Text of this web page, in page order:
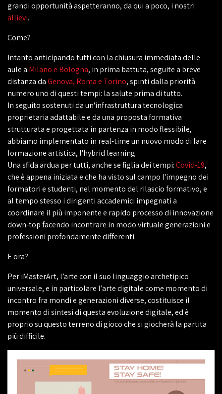
grandi opportunità aspetteranno, da qui a poco, i nostri
allievi.
Come?
Intanto anticipando tutti con la chiusura immediata delle
aule a Milano e Bologna, in prima battuta, seguite a breve
distanza daGenova, Roma e Torino, spinti dalla priorità
numero uno di questi tempi: la salute prima di tutto.
In seguito sostenuti da un'infrastruttura tecnologica
proprietaria adattabile e da una proposta formativa
strutturata e progettata in partenza in modo flessibile,
abbiamo implementato in real-time un nuovo modo di fare
formazione artistica, l'hybrid learning.
Una sfida ardua per tutti, anche se figlia dei tempi:Covid-19,
che è appena iniziata e che ha visto sul campo l'impegno dei
formatori e studenti, nel momento del rilascio formativo, e
al tempo stesso i dirigenti accademici impegnati a
coordinare il più imponente e rapido processo di innovazione
down-top facendo incontrare in modo virtuale generazioni e
professioni profondamente differenti.
E ora?
Per iMasterArt, l’arte con il suo linguaggio archetipico
universale, e in particolare l’arte digitale come momento di
incontro fra mondi e generazioni diverse, costituisce il
momento di sintesi di questa evoluzione digitale, ed è
proprio su questo terreno di gioco che si giocherà la partita
più difficile.